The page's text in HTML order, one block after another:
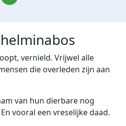
vernield. Vrijwel alle
die overleden zijn aan
van hun dierbare nog
vooral een vreselijke daad.